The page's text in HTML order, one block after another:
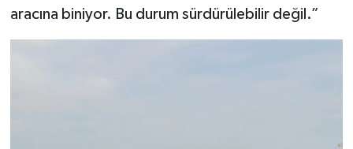
aracına biniyor. Bu durum sürdürülebilir değil.”